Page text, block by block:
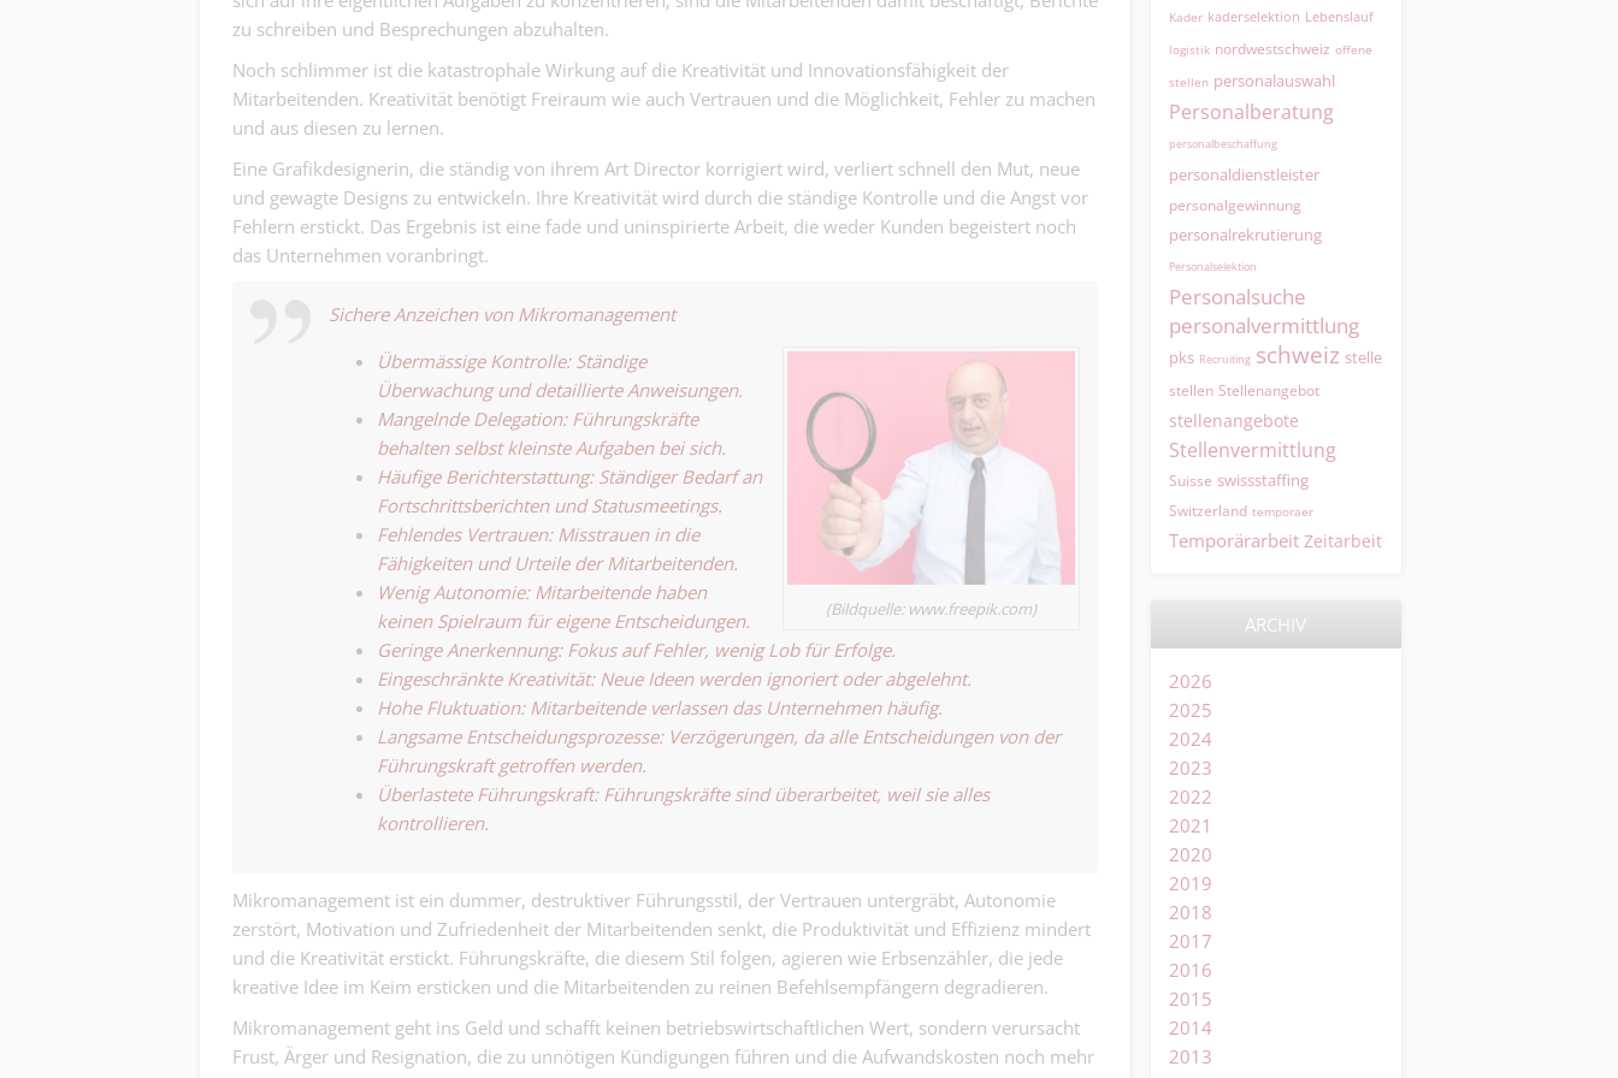
zu schreiben und Besprechungen abzuhalten.
Noch schlimmer ist die katastrophale Wirkung auf die Kreativität und Innovationsfähigkeit der
Mitarbeitenden. Kreativität benötigt Freiraum wie auch Vertrauen und die Möglichkeit, Fehler zu machen
und aus diesen zu lernen.
Eine Grafikdesignerin, die ständig von ihrem Art Director korrigiert wird, verliert schnell den Mut, neue
und gewagte Designs zu entwickeln. Ihre Kreativität wird durch die ständige Kontrolle und die Angst vor
Fehlern erstickt. Das Ergebnis ist eine fade und uninspirierte Arbeit, die weder Kunden begeistert noch
das Unternehmen voranbringt.
Sichere Anzeichen von Mikromanagement
(Bildquelle: www.freepik.com)
Übermässige Kontrolle: Ständige
Überwachung und detaillierte Anweisungen.
Mangelnde Delegation: Führungskräfte
behalten selbst kleinste Aufgaben bei sich.
Häufige Berichterstattung: Ständiger Bedarf an
Fortschrittsberichten und Statusmeetings.
Fehlendes Vertrauen: Misstrauen in die
Fähigkeiten und Urteile der Mitarbeitenden.
Wenig Autonomie: Mitarbeitende haben
keinen Spielraum für eigene Entscheidungen.
Geringe Anerkennung: Fokus auf Fehler, wenig Lob für Erfolge.
Eingeschränkte Kreativität: Neue Ideen werden ignoriert oder abgelehnt.
Hohe Fluktuation: Mitarbeitende verlassen das Unternehmen häufig.
Langsame Entscheidungsprozesse: Verzögerungen, da alle Entscheidungen von der
Führungskraft getroffen werden.
Überlastete Führungskraft: Führungskräfte sind überarbeitet, weil sie alles
kontrollieren.
Mikromanagement ist ein dummer, destruktiver Führungsstil, der Vertrauen untergräbt, Autonomie
zerstört, Motivation und Zufriedenheit der Mitarbeitenden senkt, die Produktivität und Effizienz mindert
und die Kreativität erstickt. Führungskräfte, die diesem Stil folgen, agieren wie Erbsenzähler, die jede
kreative Idee im Keim ersticken und die Mitarbeitenden zu reinen Befehlsempfängern degradieren.
Mikromanagement geht ins Geld und schafft keinen betriebswirtschaftlichen Wert, sondern verursacht
Frust, Ärger und Resignation, die zu unnötigen Kündigungen führen und die Aufwandskosten noch mehr
Kader kaderselektion Lebenslauf
logistik nordwestschweiz offene
stellen personalauswahl
Personalberatung
personalbeschaffung
personaldienstleister
personalgewinnung
personalrekrutierung
Personalselektion
Personalsuche
personalvermittlung
pks Recruiting schweiz stelle
stellen Stellenangebot
stellenangebote
Stellenvermittlung
Suisse swissstaffing
Switzerland temporaer
Temporärarbeit Zeitarbeit
ARCHIV
2026
2025
2024
2023
2022
2021
2020
2019
2018
2017
2016
2015
2014
2013